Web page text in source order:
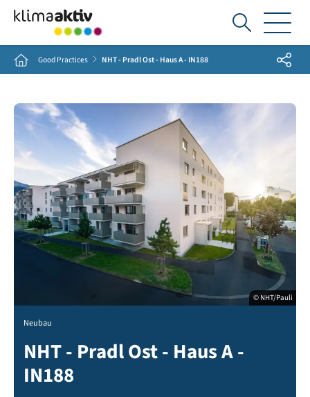
Ich
suche...
Home Good Practices NHT - Pradl Ost - Haus A - IN188 Share
© NHT/Pauli
Neubau
NHT - Pradl Ost - Haus A -
IN188